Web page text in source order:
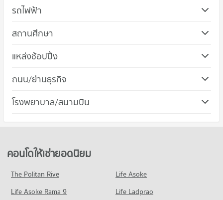
รถไฟฟ้า
สถานศึกษา
แหล่งช้อปปิ้ง
ถนน/ย่านธุรกิจ
คอนโด ถนนรัชดาภิเษก
คอนโดให้เช่า ถนนรัชดาภิเษก
ขายคอนโด ถนนรัชดาภิเษก
มีคอนโดขาย 12,228 ประกาศ
คอนโด ถนนวิภาวดีรังสิต
610 โครงการ
โรงพยาบาล/สนามบิน
คอนโดให้เช่ายอดนิยม
The Politan Rive
Life Asoke
Life Asoke Rama 9
Life Ladprao